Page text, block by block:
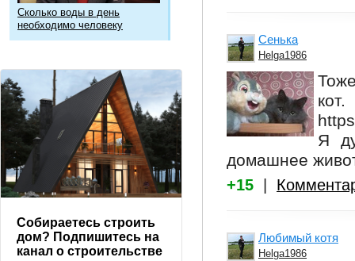
Сенька
Helga1986
Я
домашнее
+15
Любимый котя
Helga1986
Сколько воды в день
необходимо человеку
Собираетесь строить
дом? Подпишитесь на
канал о строительстве